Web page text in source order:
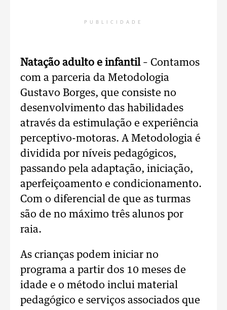
PUBLICIDADE
Natação adulto e infantil– Contamos
com a parceria da Metodologia
Gustavo Borges, que consiste no
desenvolvimento das habilidades
através da estimulação e experiência
perceptivo-motoras. A Metodologia é
dividida por níveis pedagógicos,
passando pela adaptação, iniciação,
aperfeiçoamento e condicionamento.
Com o diferencial de que as turmas
são de no máximo três alunos por
raia.
As crianças podem iniciar no
programa a partir dos 10 meses de
idade e o método inclui material
pedagógico e serviços associados que